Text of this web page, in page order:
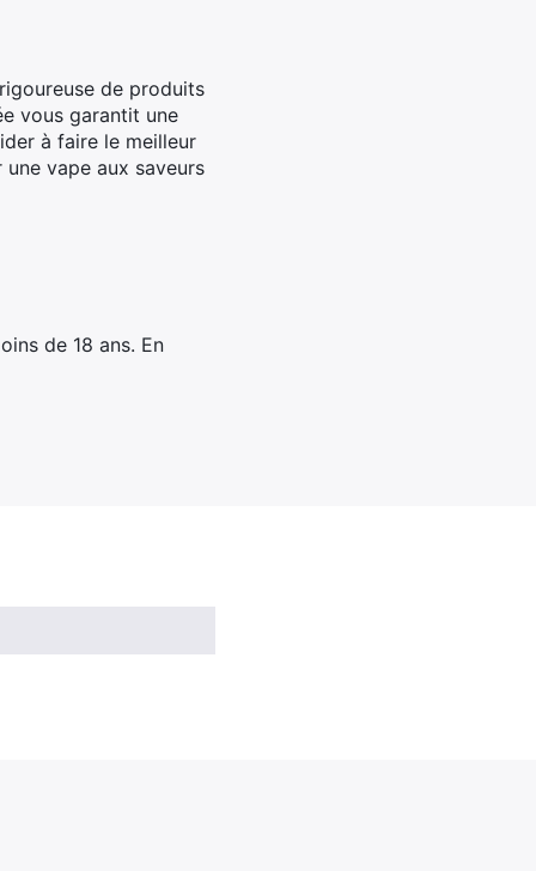
de produits
vous garantit une
à faire le meilleur
vape aux saveurs
de 18 ans. En